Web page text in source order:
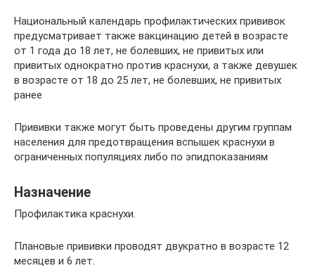
Национальный календарь профилактических прививок
предусматривает также вакцинацию детей в возрасте
от 1 года до 18 лет, не болевших, не привитых или
привитых однократно против краснухи, а также девушек
в возрасте от 18 до 25 лет, не болевших, не привитых
ранее
Прививки также могут быть проведены другим группам
населения для предотвращения вспышек краснухи в
ограниченных популяциях либо по эпидпоказаниям
Назначение
Профилактика краснухи.
Плановые прививки проводят двукратно в возрасте 12
месяцев и 6 лет.